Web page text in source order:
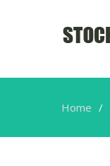
Home